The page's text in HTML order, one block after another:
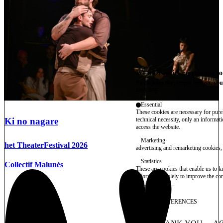
Ki no nagare
het TheaterFestival 2026
Collectif Malunés
We use cookies on this site
By clicking the Accept button,
Essential
These cookies are necessary for
technical necessity, only an
access the website.
Marketing
advertising and remarketing cookies,
Statistics
These are cookies that enable us to
information solely to improve the
their placement.
SAVE PREFERENCES